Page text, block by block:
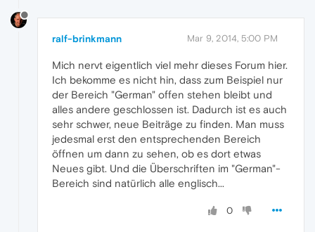
ralf-brinkmann Mar 9, 2014, 5:00 PM
Mich nervt eigentlich viel mehr dieses Forum hier.
Ich bekomme es nicht hin, dass zum Beispiel nur
der Bereich "German" offen stehen bleibt und
alles andere geschlossen ist. Dadurch ist es auch
sehr schwer, neue Beiträge zu finden. Man muss
jedesmal erst den entsprechenden Bereich
öffnen um dann zu sehen, ob es dort etwas
Neues gibt. Und die Überschriften im "German"-
Bereich sind natürlich alle englisch...
0